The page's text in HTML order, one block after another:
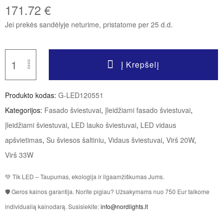
171.72 €
Jei prekės sandėlyje neturime, pristatome per 25 d.d.
Į Krepšelį
Produkto kodas: G-LED120551
Kategorijos: Fasado šviestuvai, Įleidžiami fasado šviestuvai,
Įleidžiami šviestuvai, LED lauko šviestuvai, LED vidaus
apšvietimas, Su šviesos šaltiniu, Vidaus šviestuvai, Virš 20W,
Virš 33W
💚 Tik LED – Taupumas, ekologija ir ilgaamžiškumas Jums.
🛡 Geros kainos garantija. Norite pigiau? Užsakymams nuo 750 Eur taikome
individualią kainodarą. Susisiekite:info@nordlights.lt